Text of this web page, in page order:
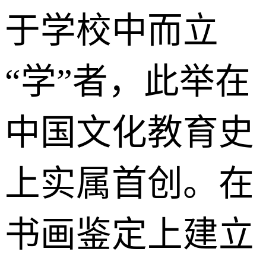
于学校中而立
“学”者，此举在
中国文化教育史
上实属首创。在
书画鉴定上建立